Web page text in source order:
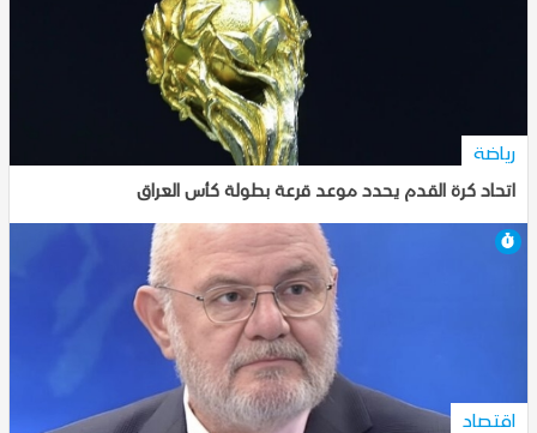
رياضة
اتحاد كرة القدم يحدد موعد قرعة بطولة كأس العراق
اقتصاد